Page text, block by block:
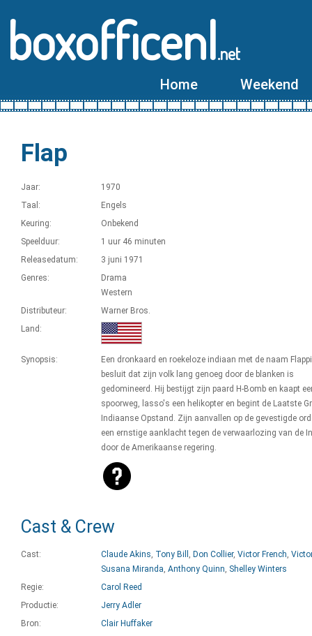
boxofficenl.net
Home Weekend
Flap
Jaar:
1970
Taal:
Engels
Keuring:
Onbekend
Speelduur:
1 uur 46 minuten
Releasedatum:
3 juni 1971
Genres:
Drama
Western
Distributeur:
Warner Bros.
Land:
Synopsis:
Een dronkaard en roekeloze indiaan met de naam
besluit dat zijn volk lang genoeg door de blanken is
gedomineerd. Hij bestijgt zijn paard H-Bomb en kaapt
spoorweg, lasso's een helikopter en begint de Laatste
Indiaanse Opstand. Zijn aanvallen op de gevestigde
een ernstige aanklacht tegen de verwaarlozing van de
door de Amerikaanse regering.
Cast & Crew
Cast: Claude Akins, Tony Bill , Don Collier, Victor French,
Susana Miranda, Anthony Quinn, Shelley Winters
Regie:
Carol Reed
Productie:
Jerry Adler
Bron:
Clair Huffaker